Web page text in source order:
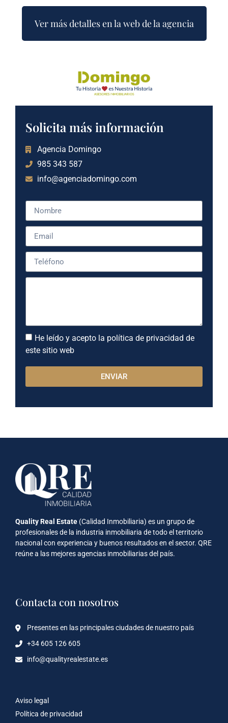
Ver más detalles en la web de la agencia
Solicita más información
Agencia Domingo
985 343 587
info@agenciadomingo.com
He leído y acepto la política de privacidad de
este sitio web
ENVIAR
Quality Real Estate (Calidad Inmobiliaria) es un grupo de
profesionales de la industria inmobiliaria de todo el territorio
nacional con experiencia y buenos resultados en el sector. QRE
reúne a las mejores agencias inmobiliarias del país.
Contacta con nosotros
Presentes en las principales ciudades de nuestro país
+34 605 126 605
info@qualityrealestate.es
Aviso legal
Política de privacidad